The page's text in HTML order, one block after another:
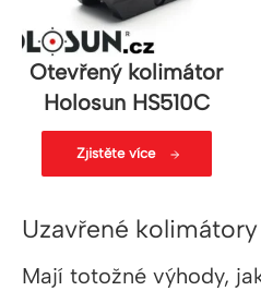
Otevřený kolimátor
Holosun HS510C
Zjistěte více
Uzavřené kolimátory
Mají totožné výhody,